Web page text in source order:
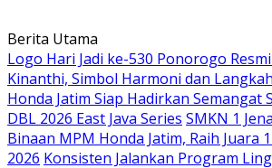
Langsung
ke
konten
Berita Utama
Logo Hari Jadi ke-530 Ponorogo
Kinanthi, Simbol Harmoni dan
Honda Jatim Siap Hadirkan Semangat
DBL 2026 East Java Series SMKN 1
Binaan MPM Honda Jatim, Raih Juara
2026 Konsisten Jalankan Program